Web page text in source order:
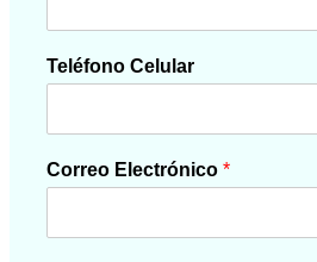
Teléfono Celular
Correo Electrónico *